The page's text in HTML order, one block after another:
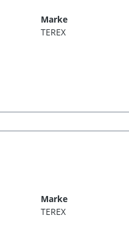
Marke
TEREX
Marke
TEREX